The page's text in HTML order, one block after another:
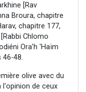
[Rav
Broura, chapitre
chapitre 177,
Chlomo
Ora'h 'Haïm
46-48.
olive avec du
l'opinion de ceux